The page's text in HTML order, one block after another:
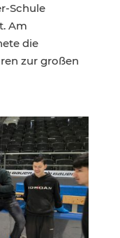
Schule
Am
die
zur großen